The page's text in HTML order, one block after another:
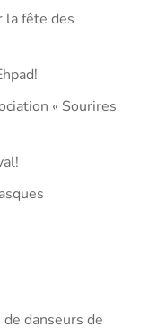
la fête des
« Sourires
de danseurs de